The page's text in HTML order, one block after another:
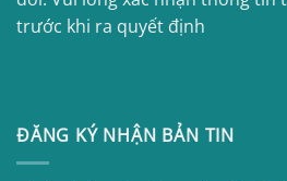
trước khi ra quyết định
ĐĂNG KÝ NHẬN BẢN TIN